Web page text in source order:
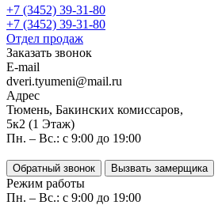
+7 (3452) 39-31-80
+7 (3452) 39-31-80
Отдел продаж
Заказать звонок
E-mail
dveri.tyumeni@mail.ru
Адрес
Тюмень, Бакинских комиссаров,
5к2 (1 Этаж)
Пн. – Вс.: с 9:00 до 19:00
Обратный звонок Вызвать замерщика
Режим работы
Пн. – Вс.: с 9:00 до 19:00